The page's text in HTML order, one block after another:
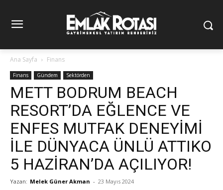
Ana Sayfa Finans
Finans Gündem Sektörden
METT BODRUM BEACH
RESORT’DA EĞLENCE VE
ENFES MUTFAK DENEYİMİ
İLE DÜNYACA ÜNLÜ ATTIKO
5 HAZİRAN’DA AÇILIYOR!
Yazan: Melek Güner Akman - 23 Mayıs 2024